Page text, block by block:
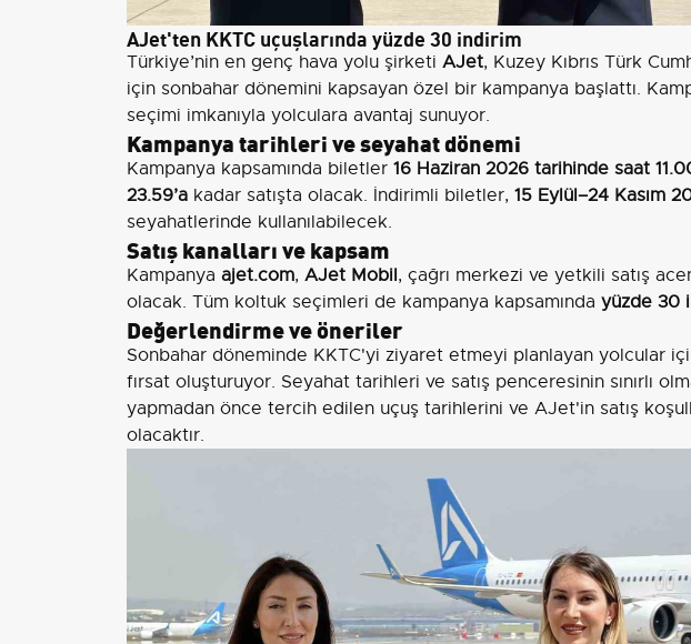
AJet'ten KKTC uçuşlarında yüzde 30 indirim
Türkiye’nin en genç hava yolu şirketi AJet, Kuzey Kıbrıs Türk
için sonbahar dönemini kapsayan özel bir kampanya başlattı.
seçimi imkanıyla yolculara avantaj sunuyor.
Kampanya tarihleri ve seyahat dönemi
Kampanya kapsamında biletler 16 Haziran 2026 tarihinde saat
23.59’a kadar satışta olacak. İndirimli biletler, 15 Eylül–24 Kasım
seyahatlerinde kullanılabilecek.
Satış kanalları ve kapsam
Kampanya ajet.com, AJet Mobil, çağrı merkezi ve yetkili satış
olacak. Tüm koltuk seçimleri de kampanya kapsamında yüzde 30
Değerlendirme ve öneriler
Sonbahar döneminde KKTC'yi ziyaret etmeyi planlayan yolcular
fırsat oluşturuyor. Seyahat tarihleri ve satış penceresinin sınırlı
yapmadan önce tercih edilen uçuş tarihlerini ve AJet'in satış
olacaktır.